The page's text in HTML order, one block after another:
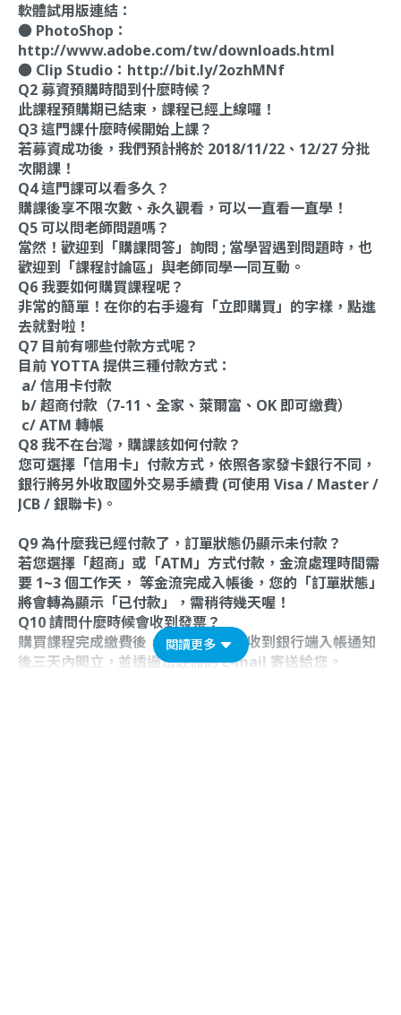
軟體試用版連結：
● PhotoShop：
http://www.adobe.com/tw/downloads.html
● Clip Studio： http://bit.ly/2ozhMNf
Q2 募資預購時間到什麼時候？
此課程預購期已結束，課程已經上線囉！
Q3 這門課什麼時候開始上課？
若募資成功後，我們預計將於 2018/11/22、12/27 分批
次開課！
Q4 這門課可以看多久？
購課後享不限次數、永久觀看，可以一直看一直學！
Q5 可以問老師問題嗎？
當然！歡迎到「購課問答」詢問 ; 當學習遇到問題時，也
歡迎到「課程討論區」與老師同學一同互動。
Q6 我要如何購買課程呢？
非常的簡單！在你的右手邊有「立即購買」的字樣，點進
去就對啦！
Q7 目前有哪些付款方式呢？
目前 YOTTA 提供三種付款方式：
a/ 信用卡付款
b/ 超商付款（7-11、全家、萊爾富、OK 即可繳費）
c/ ATM 轉帳
Q8 我不在台灣，購課該如何付款？
您可選擇「信用卡」付款方式，依照各家發卡銀行不同，
銀行將另外收取國外交易手續費 (可使用 Visa / Master /
JCB / 銀聯卡)。
Q9 為什麼我已經付款了，訂單狀態仍顯示未付款？
若您選擇「超商」或「ATM」方式付款，金流處理時間需
要 1~3 個工作天， 等金流完成入帳後，您的「訂單狀態」
將會轉為顯示「已付款」，需稍待幾天喔！
Q10 請問什麼時候會收到發票？
購買課程完成繳費後，電子發票會在收到銀行端入帳通知
後三天內開立，並透過您註冊的 E-mail 寄送給您。
閱讀更多